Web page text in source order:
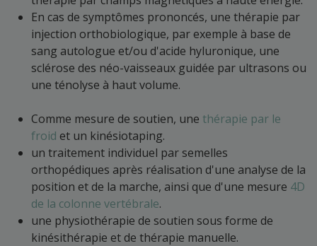
En cas de symptômes prononcés, une thérapie par
injection orthobiologique, par exemple à base de
sang autologue et/ou d'acide hyluronique, une
sclérose des néo-vaisseaux guidée par ultrasons ou
une ténolyse à haut volume.
Comme mesure de soutien, une thérapie par le
froid et un kinésiotaping.
un traitement individuel par semelles
orthopédiques après réalisation d'une analyse de la
position et de la marche, ainsi que d'une mesure 4D
de la colonne vertébrale.
une physiothérapie de soutien sous forme de
kinésithérapie et de thérapie manuelle.